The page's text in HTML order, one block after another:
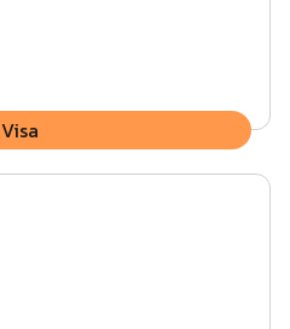
Visa